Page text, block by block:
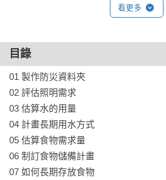
●在危難非常時期該怎麼保持對外聯繫？
●在災難時期怎麼保持個人的清潔衛生？
●如何制訂緊急撤離計畫做好逃生準備？
看更多
目錄
01 製作防災資料夾
02 評估照明需求
03 估算水的用量
04 計畫長期用水方式
05 估算食物需求量
06 制訂食物儲備計畫
07 如何長期存放食物